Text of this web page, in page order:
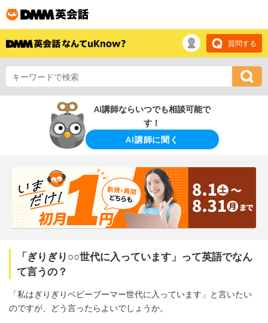
質問する
AI講師ならいつでも相談可能で
す！
AI講師に聞く
「ぎりぎり○○世代に入っています」って英語でなん
て言うの？
「私はぎりぎりベビーブーマー世代に入っています」と言いたい
のですが、どう言ったらよいでしょうか。